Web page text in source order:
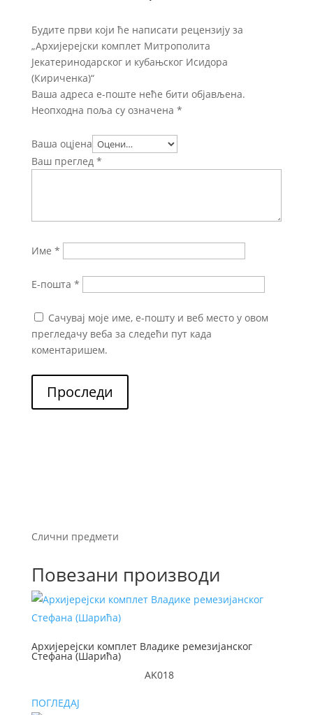
Будите први који ће написати рецензију за
„Архијерејски комплет Митрополита
Јекатеринодарског и кубањског Исидора
(Кириченка)“
Ваша адреса е-поште неће бити објављена.
Неопходна поља су означена *
Ваша оцјена
Ваш преглед *
Име *
Е-пошта *
Сачувај моје име, е-пошту и веб место у овом
прегледачу веба за следећи пут када
коментаришем.
Проследи
Слични предмети
Повезани производи
Архијерејски комплет Владике ремезијанског
Стефана (Шарића)
AK018
ПОГЛЕДАЈ